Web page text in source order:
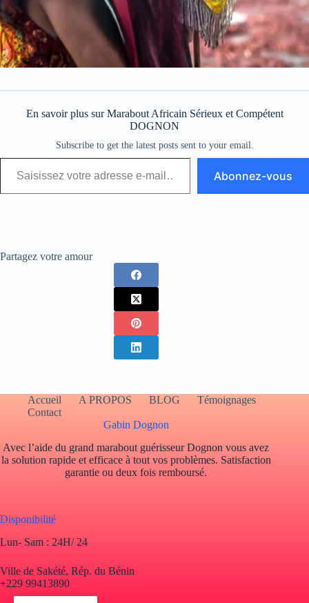
En savoir plus sur Marabout Africain Sérieux et Compétent
DOGNON
Subscribe to get the latest posts sent to your email.
Abonnez-vous
Partagez votre amour
Accueil A PROPOS BLOG
Témoignages
Contact
Gabin Dognon
Avec l’aide du grand marabout guérisseur Dognon vous avez
la solution rapide et efficace à tout vos problèmes. Satisfaction
garantie ou deux fois remboursé.
Disponibilité
Lun- Sam : 24H/ 24
Ville de Sakété, Rép. du Bénin
+229 99413890